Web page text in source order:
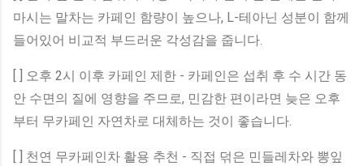
마시는 말차는 카페인 함량이 높으나, L-테아닌 성분이 함께
들어있어 비교적 부드러운 각성감을 줍니다.
[ ] 오후 2시 이후 카페인 제한 - 카페인은 섭취 후 수 시간 동
안 수면의 질에 영향을 주므로, 민감한 편이라면 늦은 오후
부터 무카페인 자연차로 대체하는 것이 좋습니다.
[ ] 천연 무카페인차 활용 추천 - 직접 덖은 민들레차와 뽕잎